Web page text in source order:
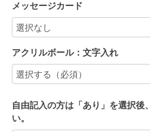
メッセージカード
アクリルボール：文字入れ
自由記入の方は「あり」を選択後
い。